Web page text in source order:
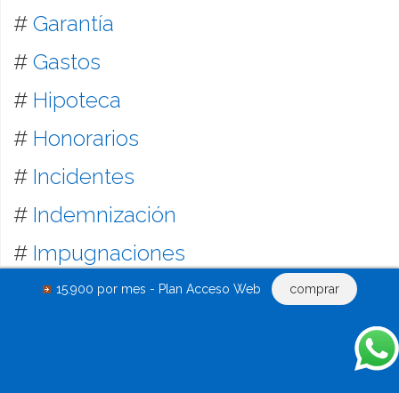
15.900 por mes - Plan Acceso Web comprar
# Garantía
# Gastos
# Hipoteca
# Honorarios
# Incidentes
# Indemnización
# Impugnaciones
Informes